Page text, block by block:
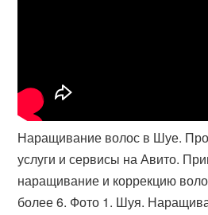
Наращивание волос в Шуе.
услуги и сервисы на Авито.
наращивание и коррекцию
более 6. Фото 1. Шуя.